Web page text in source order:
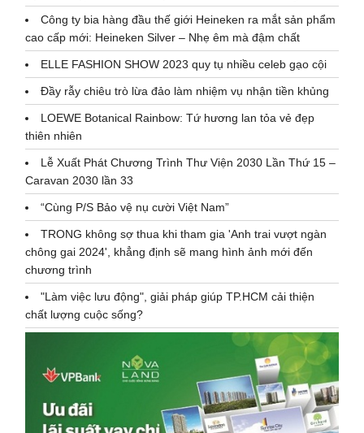
Công ty bia hàng đầu thế giới Heineken ra mắt sản phẩm
cao cấp mới: Heineken Silver – Nhẹ êm mà đậm chất
ELLE FASHION SHOW 2023 quy tụ nhiều celeb gạo cội
Đầy rẫy chiêu trò lừa đảo làm nhiệm vụ nhận tiền khủng
LOEWE Botanical Rainbow: Tứ hương lan tỏa vẻ đẹp
thiên nhiên
Lễ Xuất Phát Chương Trình Thư Viện 2030 Lần Thứ 15 –
Caravan 2030 lần 33
“Cùng P/S Bảo vệ nụ cười Việt Nam”
TRONG không sợ thua khi tham gia 'Anh trai vượt ngàn
chông gai 2024', khẳng định sẽ mang hình ảnh mới đến
chương trình
"Làm việc lưu động", giải pháp giúp TP.HCM cải thiện
chất lượng cuộc sống?